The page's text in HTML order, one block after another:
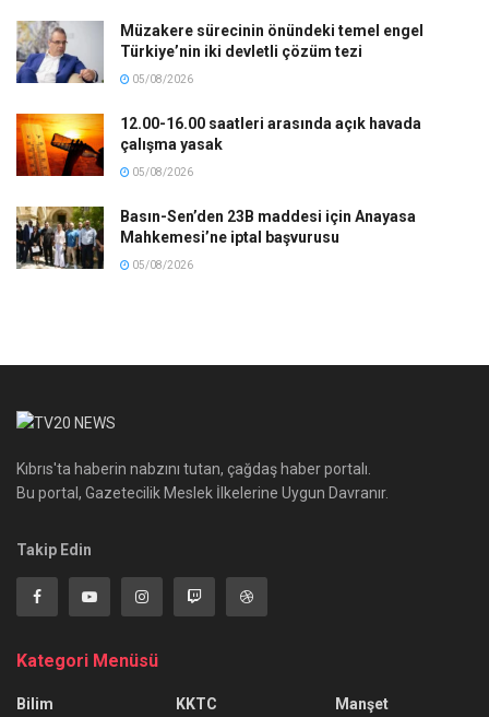
Müzakere sürecinin önündeki temel engel
Türkiye’nin iki devletli çözüm tezi
05/08/2026
12.00-16.00 saatleri arasında açık havada
çalışma yasak
05/08/2026
Basın-Sen’den 23B maddesi için Anayasa
Mahkemesi’ne iptal başvurusu
05/08/2026
Kıbrıs'ta haberin nabzını tutan, çağdaş haber portalı.
Bu portal, Gazetecilik Meslek İlkelerine Uygun Davranır.
Takip Edin
Kategori Menüsü
Bilim
KKTC
Manşet